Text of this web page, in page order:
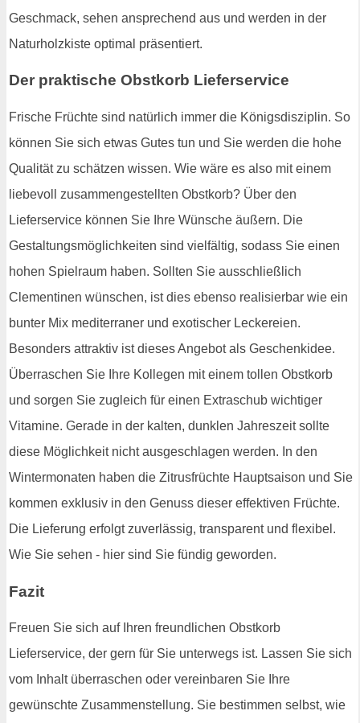
Geschmack, sehen ansprechend aus und werden in der
Naturholzkiste optimal präsentiert.
Der praktische Obstkorb Lieferservice
Frische Früchte sind natürlich immer die Königsdisziplin. So
können Sie sich etwas Gutes tun und Sie werden die hohe
Qualität zu schätzen wissen. Wie wäre es also mit einem
liebevoll zusammengestellten Obstkorb? Über den
Lieferservice können Sie Ihre Wünsche äußern. Die
Gestaltungsmöglichkeiten sind vielfältig, sodass Sie einen
hohen Spielraum haben. Sollten Sie ausschließlich
Clementinen wünschen, ist dies ebenso realisierbar wie ein
bunter Mix mediterraner und exotischer Leckereien.
Besonders attraktiv ist dieses Angebot als Geschenkidee.
Überraschen Sie Ihre Kollegen mit einem tollen Obstkorb
und sorgen Sie zugleich für einen Extraschub wichtiger
Vitamine. Gerade in der kalten, dunklen Jahreszeit sollte
diese Möglichkeit nicht ausgeschlagen werden. In den
Wintermonaten haben die Zitrusfrüchte Hauptsaison und Sie
kommen exklusiv in den Genuss dieser effektiven Früchte.
Die Lieferung erfolgt zuverlässig, transparent und flexibel.
Wie Sie sehen - hier sind Sie fündig geworden.
Fazit
Freuen Sie sich auf Ihren freundlichen Obstkorb
Lieferservice, der gern für Sie unterwegs ist. Lassen Sie sich
vom Inhalt überraschen oder vereinbaren Sie Ihre
gewünschte Zusammenstellung. Sie bestimmen selbst, wie